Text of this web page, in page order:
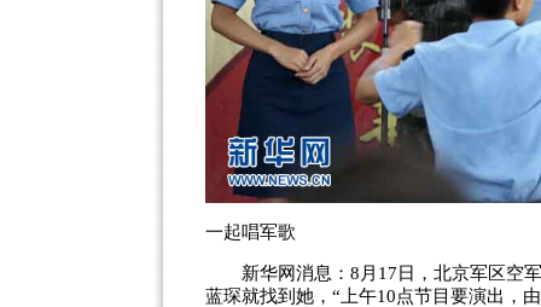
一起唱军歌
新华网消息：8月17日，北京军区空军
蓝琛就找到她，“上午10点节目要演出，